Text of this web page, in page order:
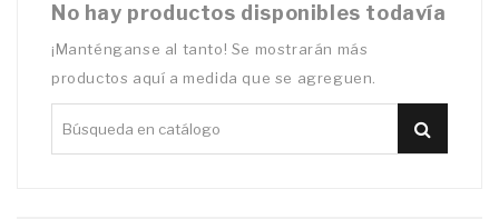
No hay productos disponibles todavía
¡Manténganse al tanto! Se mostrarán más
productos aquí a medida que se agreguen.